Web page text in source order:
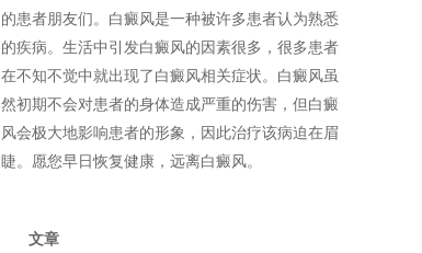
的患者朋友们。白癜风是一种被许多患者认为熟悉
的疾病。生活中引发白癜风的因素很多，很多患者
在不知不觉中就出现了白癜风相关症状。白癜风虽
然初期不会对患者的身体造成严重的伤害，但白癜
风会极大地影响患者的形象，因此治疗该病迫在眉
睫。愿您早日恢复健康，远离白癜风。
文章